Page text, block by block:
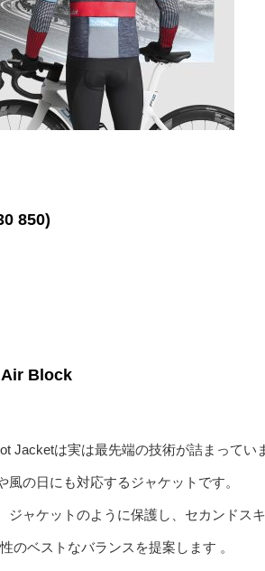
850)
Air Block
Jacketは実は最先端の技術が詰まってい
の日にも対応するジャケットです。
ャケットのように保護し、セカンドス
のベストなバランスを提案します 。